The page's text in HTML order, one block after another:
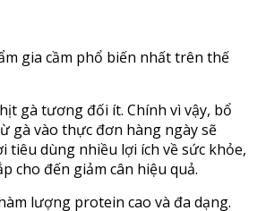
gia cầm phổ biến nhất trên thế
gà tương đối ít. Chính vì vậy, bổ
gà vào thực đơn hàng ngày sẽ
tiêu dùng nhiều lợi ích về sức khỏe,
cho đến giảm cân hiệu quả.
lượng protein cao và đa dạng.